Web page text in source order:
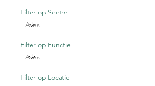
Filter op Sector
Filter op Functie
Filter op Locatie